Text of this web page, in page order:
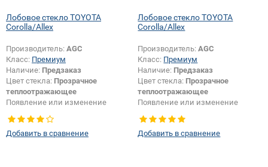
Лобовое стекло TOYOTA
Corolla/Allex
Производитель: AGC
Класс: Премиум
Наличие: Предзаказ
Цвет стекла: Прозрачное
теплоотражающее
Появление или изменение
Добавить в сравнение
Лобовое стекло TOYOTA
Corolla/Allex
Производитель:AGC
Класс: Премиум
Наличие: Предзаказ
Цвет стекла: Прозрачное
теплоотражающее
Появление или изменение
Добавить в сравнение